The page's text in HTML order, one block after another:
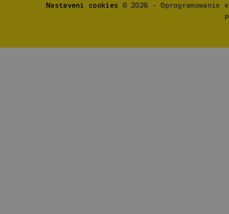
Nastavení cookies
© 2026 - Oprogramowanie